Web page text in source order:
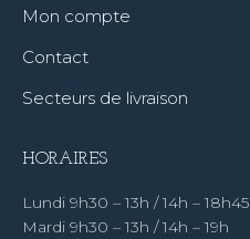
Mon compte
Contact
Secteurs de livraison
HORAIRES
Lundi 9h30 – 13h / 14h – 18h45
Mardi 9h30 – 13h / 14h – 19h